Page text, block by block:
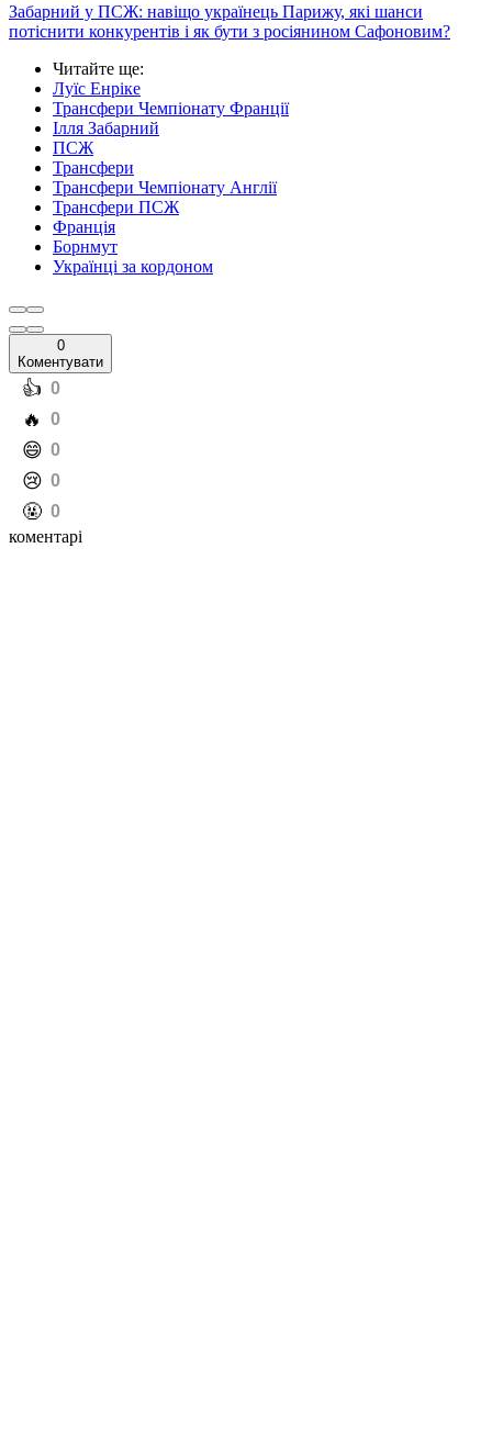
Забарний у ПСЖ: навіщо українець Парижу, які шанси
потіснити конкурентів і як бути з росіянином Сафоновим?
Читайте ще:
Луїс Енріке
Трансфери Чемпіонату Франції
Ілля Забарний
ПСЖ
Трансфери
Трансфери Чемпіонату Англії
Трансфери ПСЖ
Франція
Борнмут
Українці за кордоном
0
Коментувати
️👍 0
️🔥 0
️😄 0
️😢 0
️🤬 0
коментарі